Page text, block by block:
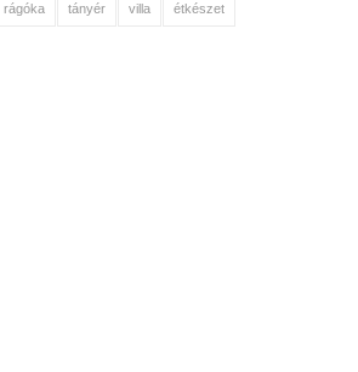
rágóka tányér villa étkészet